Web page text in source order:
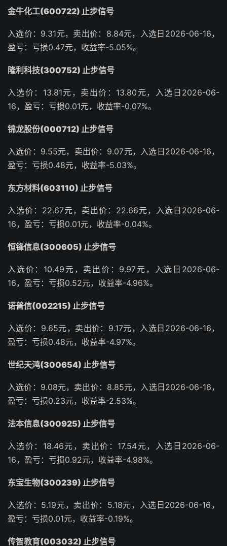
金牛化工(600722) 止步信号
入选价：9.31元，卖出价：8.84元，入选日2026-06-16，
盈亏：亏损0.47元，收益率-5.05%。
隆利科技(300752) 止步信号
入选价：13.81元，卖出价：13.80元，入选日2026-06-
16，盈亏：亏损0.01元，收益率-0.07%。
锦龙股份(000712) 止步信号
入选价：9.55元，卖出价：9.07元，入选日2026-06-16，
盈亏：亏损0.48元，收益率-5.03%。
东方材料(603110) 止步信号
入选价：22.67元，卖出价：22.66元，入选日2026-06-
16，盈亏：亏损0.01元，收益率-0.04%。
恒锋信息(300605) 止步信号
入选价：10.49元，卖出价：9.97元，入选日2026-06-
16，盈亏：亏损0.52元，收益率-4.96%。
诺普信(002215) 止步信号
入选价：9.65元，卖出价：9.17元，入选日2026-06-16，
盈亏：亏损0.48元，收益率-4.97%。
世纪天鸿(300654) 止步信号
入选价：9.08元，卖出价：8.85元，入选日2026-06-16，
盈亏：亏损0.23元，收益率-2.53%。
法本信息(300925) 止步信号
入选价：18.46元，卖出价：17.54元，入选日2026-06-
16，盈亏：亏损0.92元，收益率-4.98%。
东宝生物(300239) 止步信号
入选价：5.19元，卖出价：5.18元，入选日2026-06-16，
盈亏：亏损0.01元，收益率-0.19%。
传智教育(003032) 止步信号